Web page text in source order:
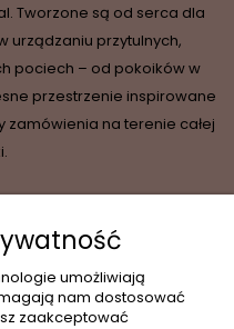
Tworzone są od serca dla
urządzaniu przytulnych,
pociech – od pokoików w
przestrzenie inspirowane
zamówienia na terenie całej
umożliwiają
nam dostosować
zaakceptować